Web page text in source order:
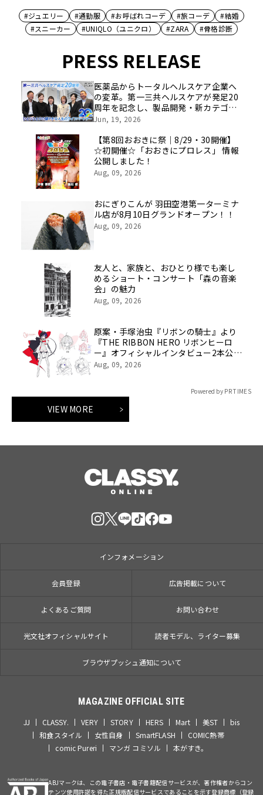
#ジュエリー #通勤服 #お呼ばれコーデ #旅コーデ
#結婚
#スニーカー
#UNIQLO（ユニクロ） #ZARA #骨格診断
PRESS RELEASE
医薬品からトータルヘルスケア企業へ
の変革。第一三共ヘルスケアが発足20
周年を記念し、製品開発・新カテゴリ
挑戦の舞台や旧社統合時のエピソード
像を公開！
Jun, 19, 2026
【第8回おおきに祭｜8/29・30開催】
☆初開催☆「おおきにプロレス」 情報
公開しました！
Aug, 09, 2026
おにぎりこんが 羽田空港第一ターミナ
ル店が8月10日グランドオープン！！
Aug, 09, 2026
友人と、家族と、おひとり様でも楽し
めるショート・コンサート「森の音楽
会」の魅力
Aug, 09, 2026
原案・手塚治虫『リボンの騎士』より
『THE RIBBON HERO リボンヒーロ
ー』オフィシャルインタビュー2本公
開！五十嵐祐貴監督ソロ＆五十嵐祐貴
Aug, 09, 2026
Powered by PR TIMES
VIEW MORE
インフォメーション
会員登録 広告掲載について
よくあるご質問 お問い合わせ
光文社オフィシャルサイト 読者モデル、ライター募集
ブラウザプッシュ通知について
MAGAZINE OFFICIAL SITE
JJ CLASSY. VERY STORY HERS Mart 美ST
bis
和食スタイル
女性自身 SmartFLASH
COMIC熱帯
comic Pureri
マンガ コミソル 本がすき。
ABJマークは、この電子書店・電子書籍配信サービスが、著作権者からコン
テンツ使用許諾を得た正規版配信サービスであることを示す登録商標（登録